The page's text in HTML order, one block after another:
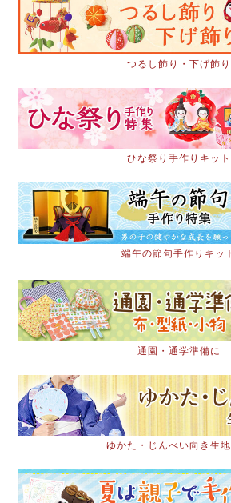
つるし飾り・下げ飾り
ひな祭り手作りキット
端午の節句手作りキッ
通園・通学準備に
ゆかた・じんべい向き生